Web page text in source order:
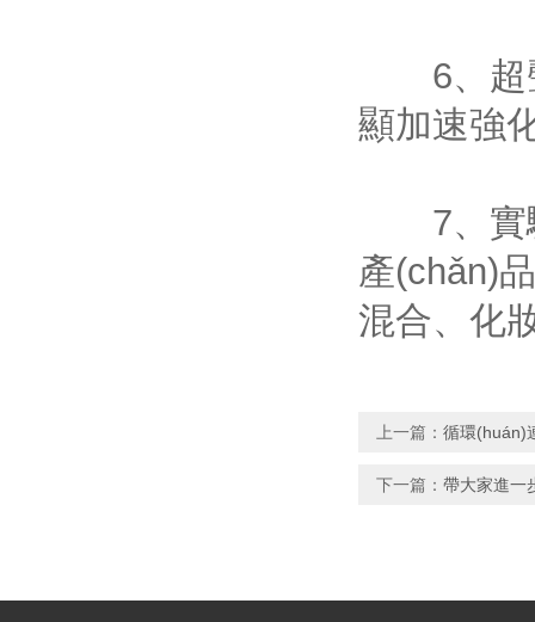
6、超聲
顯加速強
7、
產(chǎn)品
混合、化
上一篇： 循環(huán)
下一篇： 帶大家進一